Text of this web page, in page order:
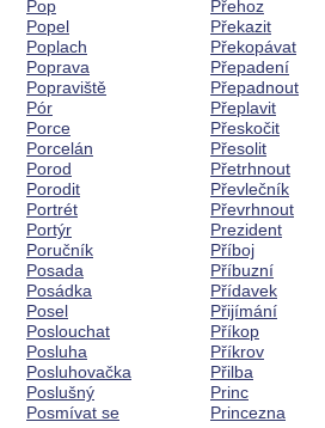
Pop
Popel
Poplach
Poprava
Popraviště
Pór
Porce
Porcelán
Porod
Porodit
Portrét
Portýr
Poručník
Posada
Posádka
Posel
Poslouchat
Posluha
Posluhovačka
Poslušný
Posmívat se
Přehoz
Překazit
Překopávat
Přepadení
Přepadnout
Přeplavit
Přeskočit
Přesolit
Přetrhnout
Převlečník
Převrhnout
Prezident
Příboj
Příbuzní
Přídavek
Přijímání
Příkop
Příkrov
Přilba
Princ
Princezna